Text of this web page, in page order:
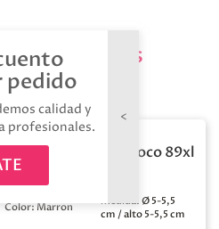
pedido
calidad y
profesionales.
relacionados
Rosa preservada choco 89xl
6 unid
Color: Marron Medida:Ø 5-5,5
cm / alto 5-5,5 cm